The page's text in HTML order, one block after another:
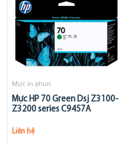
Mực in phun
Mực HP 70 Green Dsj Z3100-
Z3200 series C9457A
Liên hệ